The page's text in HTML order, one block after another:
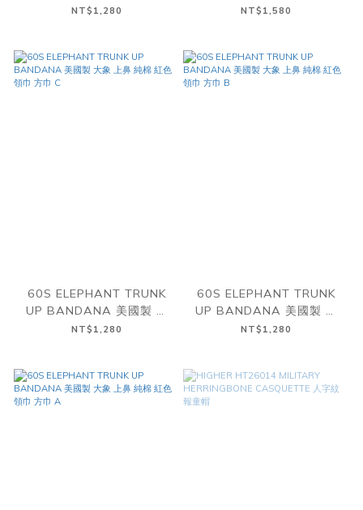
象 上鼻 純棉 紅色 領巾 方巾
NT$1,280
國製 大象 上鼻 純棉 紅色 方
NT$1,580
60S ELEPHANT TRUNK
UP BANDANA 美國製 大
象 上鼻 純棉 紅色 領巾 方巾
NT$1,280
60S ELEPHANT TRUNK
UP BANDANA 美國製 大
象 上鼻 純棉 紅色 領巾 方巾
NT$1,280